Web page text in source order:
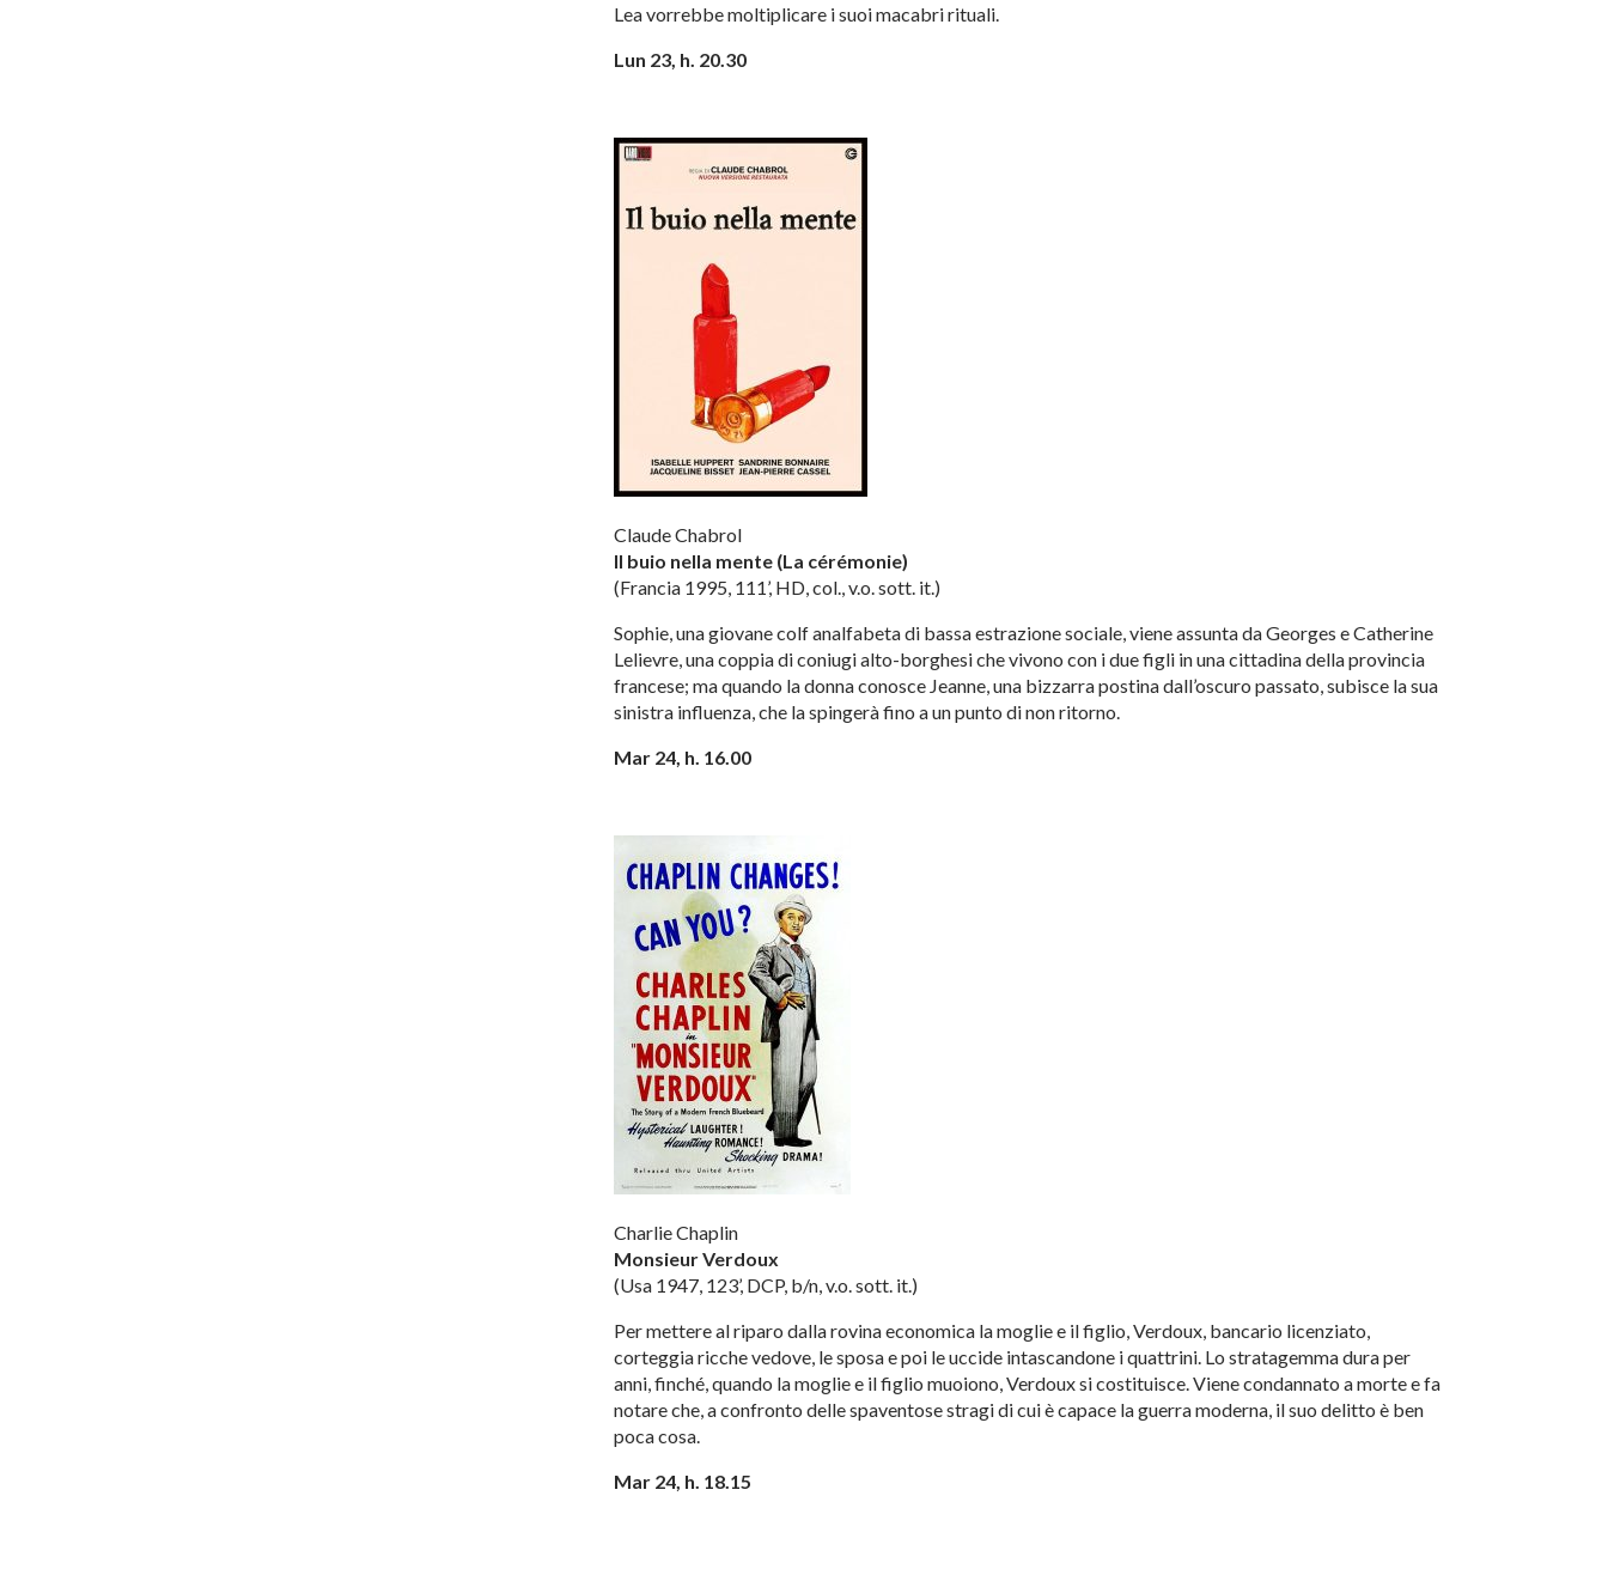
Lea vorrebbe moltiplicare i suoi macabri rituali.
Lun 23, h. 20.30
Claude Chabrol
Il buio nella mente (La cérémonie)
(Francia 1995, 111’, HD, col., v.o. sott. it.)
Sophie, una giovane colf analfabeta di bassa estrazione sociale, viene assunta da Georges e Catherine
Lelievre, una coppia di coniugi alto-borghesi che vivono con i due figli in una cittadina della provincia
francese; ma quando la donna conosce Jeanne, una bizzarra postina dall’oscuro passato, subisce la sua
sinistra influenza, che la spingerà fino a un punto di non ritorno.
Mar 24, h. 16.00
Charlie Chaplin
Monsieur Verdoux
(Usa 1947, 123’, DCP, b/n, v.o. sott. it.)
Per mettere al riparo dalla rovina economica la moglie e il figlio, Verdoux, bancario licenziato,
corteggia ricche vedove, le sposa e poi le uccide intascandone i quattrini. Lo stratagemma dura per
anni, finché, quando la moglie e il figlio muoiono, Verdoux si costituisce. Viene condannato a morte e fa
notare che, a confronto delle spaventose stragi di cui è capace la guerra moderna, il suo delitto è ben
poca cosa.
Mar 24, h. 18.15